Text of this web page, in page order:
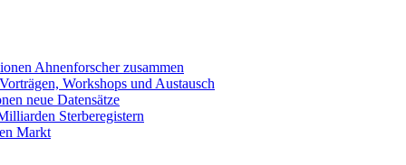
Ahnenforscher zusammen
Workshops und Austausch
neue Datensätze
Sterberegistern
Markt